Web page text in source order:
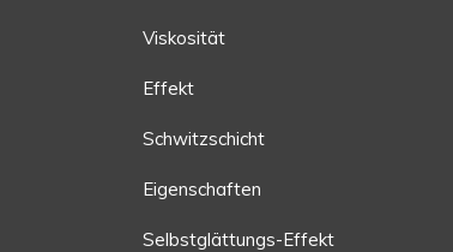
Viskosität
Effekt
Schwitzschicht
Eigenschaften
Selbstglättungs-Effekt